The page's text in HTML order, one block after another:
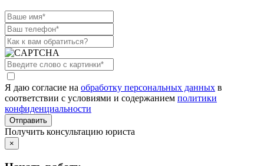
Я даю согласие на обработку персональных данных в
соответствии с условиями и содержанием политики
конфиденциальности
Получить консультацию юриста
×